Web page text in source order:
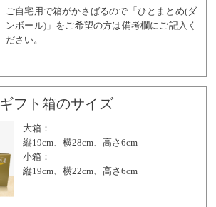
ご自宅用で箱がかさばるので「ひとまとめ(ダ
ンボール)」をご希望の方は備考欄にご記入く
ださい。
ギフト箱のサイズ
大箱：
縦19cm、横28cm、高さ6cm
小箱：
縦19cm、横22cm、高さ6cm